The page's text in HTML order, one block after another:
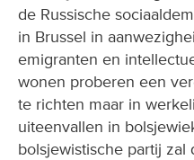
de Russische
in Brussel in
emigranten en
wonen proberen een
te richten maar in
uiteenvallen in
bolsjewistische partij zal